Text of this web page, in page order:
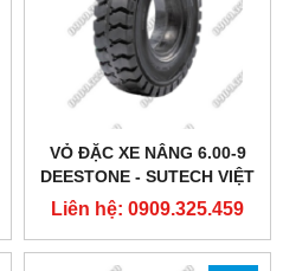
VỎ ĐẶC XE NÂNG 6.00-9
DEESTONE - SUTECH VIỆT
NAM
Liên hệ: 0909.325.459